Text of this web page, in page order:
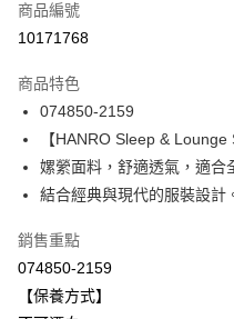
信用卡分期付款
合作金庫商業銀行
華南商業銀行
上海商業儲蓄銀行
國泰世華商業銀行
臺灣中小企業銀行
聯邦商業銀行
台新國際商業銀行
Apple Pay
悠遊付
ATM付款
商品編號
10171768
商品特色
074850-2159
【HANRO Sleep & Lounge
嫘縈面料，舒適透氣，適合
結合經典與現代的服裝設計
銷售重點
074850-2159
【保養方式】